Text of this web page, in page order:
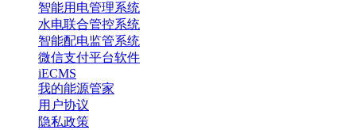
智能用电管理系统
水电联合管控系统
智能配电监管系统
微信支付平台软件
iECMS
我的能源管家
用户协议
隐私政策